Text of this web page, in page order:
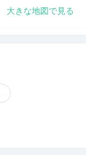
大きな地図で見る